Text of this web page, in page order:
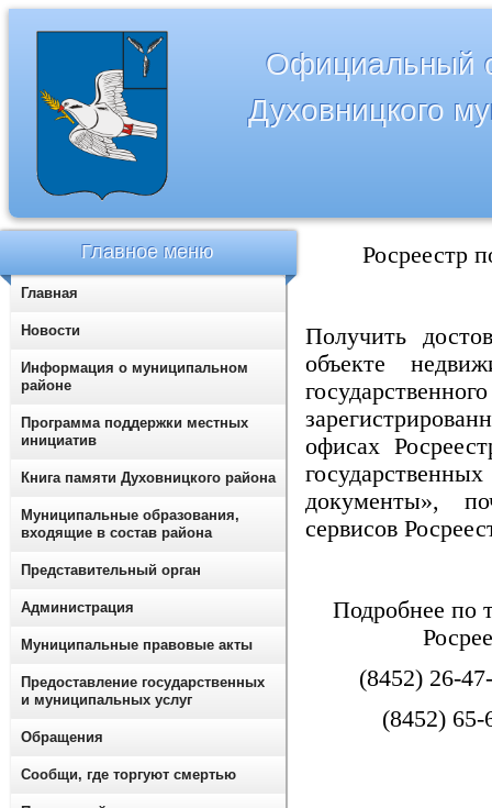
Официальный
Духовницкого
Росреестр
Получить
объекте
офисах
документы»,
сервисов
Подробнее по
(8452) 26-
(8452) 65-
Главное меню
Главная
Новости
Информация о муниципальном
районе
Программа поддержки местных
инициатив
Книга памяти Духовницкого района
Муниципальные образования,
входящие в состав района
Представительный орган
Администрация
Муниципальные правовые акты
Предоставление государственных
и муниципальных услуг
Обращения
Сообщи, где торгуют смертью